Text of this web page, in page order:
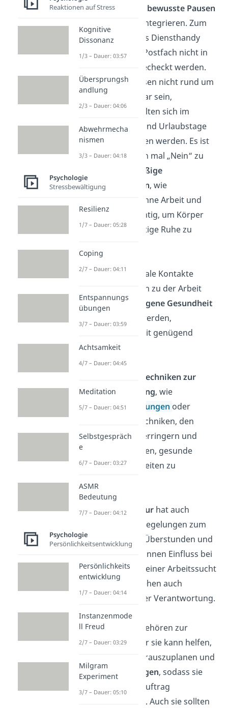
einzuhalten
bewusste Pausen
in den Alltag zu integrieren. Zum
Beispiel muss das Diensthandy
oder das E-Mail-Postfach nicht in
der freien Zeit gecheckt werden.
Angestellte müssen nicht rund um
die Uhr erreichbar sein,
Überstunden sollten sich im
Rahmen halten und Urlaubstage
sollten genommen werden. Es ist
in Ordnung, auch mal „Nein“ zu
Regelmäßige
Erholungsphasen, wie
Wochenenden ohne Arbeit und
Urlaub, sind wichtig, um Körper
und Geist die nötige Ruhe zu
Hobbys und soziale Kontakte
können Ausgleich zu der Arbeit
bieten. Auf die
eigene Gesundheit
sollte geachtet werden,
beispielsweise mit genügend
Schlaf.
Techniken zur
Stressbewältigung, wie
Achtsamkeitsübungen oder
Entspannungstechniken, den
inneren Druck verringern und
dabei unterstützen, gesunde
Arbeitsgewohnheiten zu
DieBetriebskulturhat auch
Auswirkungen. Regelungen zum
Arbeitspensum, Überstunden und
Urlaubszeiten können Einfluss bei
der Entwicklung einer Arbeitssucht
haben. Damit stehen auch
Arbeitgeber in der Verantwortung.
Selbstständige gehören zur
Risikogruppe. Für sie kann helfen,
wirtschaftlich vorauszuplanen und
Geld zurückzulegen, sodass sie
nicht auf jeden Auftrag
angewiesen sind. Auch sie sollten
Reaktionen auf Stress
Kognitive
Dissonanz
1/3 – Dauer: 03:57
Übersprungsh
andlung
2/3 – Dauer: 04:06
Abwehrmecha
nismen
3/3 – Dauer: 04:18
Psychologie
Stressbewältigung
Resilienz
1/7 – Dauer: 05:28
Coping
2/7 – Dauer: 04:11
Entspannungs
übungen
3/7 – Dauer: 03:59
Achtsamkeit
4/7 – Dauer: 04:45
Meditation
5/7 – Dauer: 04:51
Selbstgespräch
e
6/7 – Dauer: 03:27
ASMR
Bedeutung
7/7 – Dauer: 04:12
Psychologie
Persönlichkeitsentwicklung
Persönlichkeits
entwicklung
1/7 – Dauer: 04:14
Instanzenmode
ll Freud
2/7 – Dauer: 03:29
Milgram
Experiment
3/7 – Dauer: 05:10